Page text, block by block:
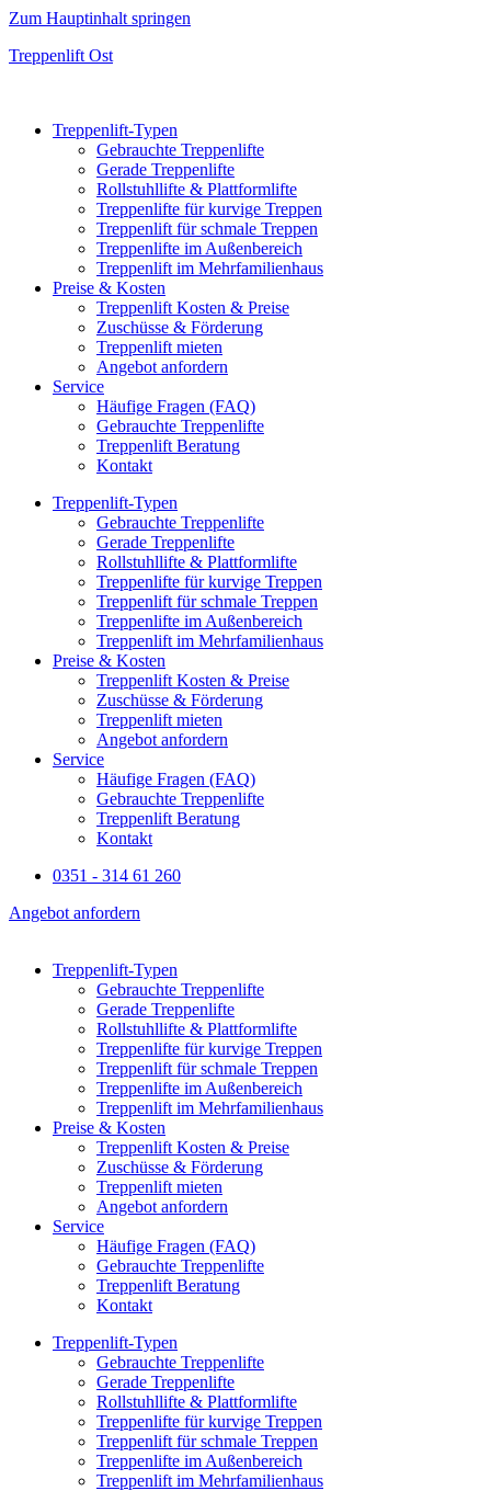
Zum Hauptinhalt springen
Treppenlift Ost
Treppenlift-Typen
Gebrauchte Treppenlifte
Gerade Treppenlifte
Rollstuhllifte & Plattformlifte
Treppenlifte für kurvige Treppen
Treppenlift für schmale Treppen
Treppenlifte im Außenbereich
Treppenlift im Mehrfamilienhaus
Preise & Kosten
Treppenlift Kosten & Preise
Zuschüsse & Förderung
Treppenlift mieten
Angebot anfordern
Service
Häufige Fragen (FAQ)
Gebrauchte Treppenlifte
Treppenlift Beratung
Kontakt
Treppenlift-Typen
Gebrauchte Treppenlifte
Gerade Treppenlifte
Rollstuhllifte & Plattformlifte
Treppenlifte für kurvige Treppen
Treppenlift für schmale Treppen
Treppenlifte im Außenbereich
Treppenlift im Mehrfamilienhaus
Preise & Kosten
Treppenlift Kosten & Preise
Zuschüsse & Förderung
Treppenlift mieten
Angebot anfordern
Service
Häufige Fragen (FAQ)
Gebrauchte Treppenlifte
Treppenlift Beratung
Kontakt
0351 - 314 61 260
Angebot anfordern
Treppenlift-Typen
Gebrauchte Treppenlifte
Gerade Treppenlifte
Rollstuhllifte & Plattformlifte
Treppenlifte für kurvige Treppen
Treppenlift für schmale Treppen
Treppenlifte im Außenbereich
Treppenlift im Mehrfamilienhaus
Preise & Kosten
Treppenlift Kosten & Preise
Zuschüsse & Förderung
Treppenlift mieten
Angebot anfordern
Service
Häufige Fragen (FAQ)
Gebrauchte Treppenlifte
Treppenlift Beratung
Kontakt
Treppenlift-Typen
Gebrauchte Treppenlifte
Gerade Treppenlifte
Rollstuhllifte & Plattformlifte
Treppenlifte für kurvige Treppen
Treppenlift für schmale Treppen
Treppenlifte im Außenbereich
Treppenlift im Mehrfamilienhaus